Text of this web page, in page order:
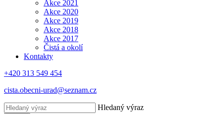
Akce 2021
Akce 2020
Akce 2019
Akce 2018
Akce 2017
Čistá a okolí
Kontakty
+420 313 549 454
cista.obecni-urad@seznam.cz
Hledaný výraz